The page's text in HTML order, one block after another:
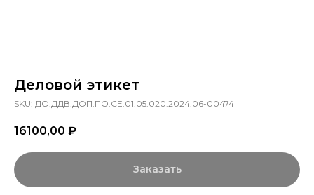
Деловой этикет
SKU: ДО.ДДВ.ДОП.ПО.СЕ.01.05.020.2024.06-00474
16100,00 ₽
Заказать